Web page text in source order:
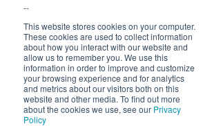
--
This website stores cookies on your computer.
These cookies are used to collect information
about how you interact with our website and
allow us to remember you. We use this
information in order to improve and customize
your browsing experience and for analytics
and metrics about our visitors both on this
website and other media. To find out more
about the cookies we use, see our Privacy
Policy
neste sommer!